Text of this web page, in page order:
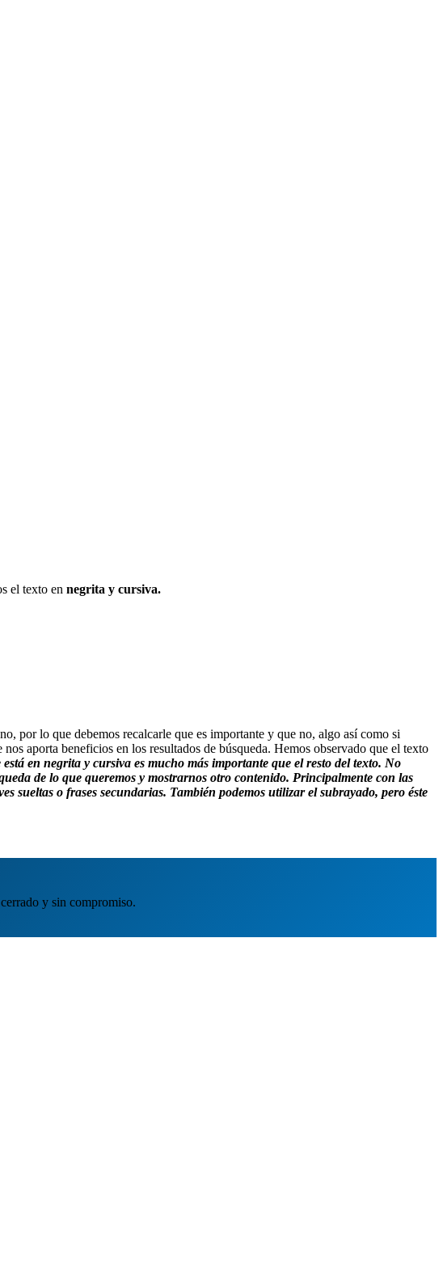
el texto en negrita y cursiva.
por lo que debemos recalcarle que es importante y que no, algo así como si
aporta beneficios en los resultados de búsqueda. Hemos observado que el texto
en negrita y cursiva es mucho más importante que el resto del texto. No
de lo que queremos y mostrarnos otro contenido. Principalmente con las
sueltas o frases secundarias. También podemos utilizar elsubrayado, pero éste
y sin compromiso.